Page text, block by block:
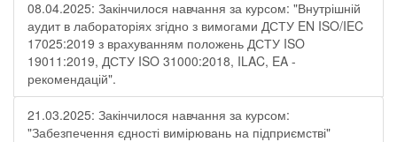
08.04.2025: Закінчилося навчання за курсом: "Внутрішній
аудит в лабораторіях згідно з вимогами ДСТУ EN ISO/IEC
17025:2019 з врахуванням положень ДСТУ ISO
19011:2019, ДСТУ ISO 31000:2018, ILAC, EA -
рекомендацій".
21.03.2025: Закінчилося навчання за курсом:
"Забезпечення єдності вимірювань на підприємстві"